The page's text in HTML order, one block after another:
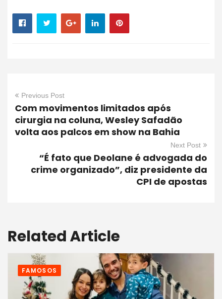
Previous Post
Com movimentos limitados após
cirurgia na coluna, Wesley Safadão
volta aos palcos em show na Bahia
Next Post
“É fato que Deolane é advogada do
crime organizado”, diz presidente da
CPI de apostas
Related Article
FAMOSOS